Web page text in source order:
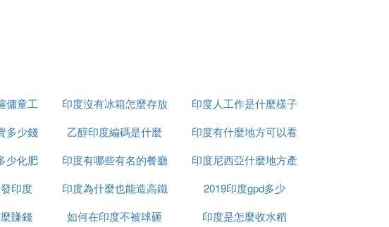
而廣大農村地區卻相對落後。這種不均衡的經濟發展
乏這些機會。
貧困地區則缺乏高質量的教育機會。教育的缺失限制
傭童工
印度沒有冰箱怎麼存放
食物
印度人工作是什麼樣子
多少錢
乙醇印度編碼是什麼
印度有什麼地方可以看
到太陽
少化肥 印度有哪些有名的餐廳
印度尼西亞什麼地方產
榴槤
印度 印度為什麼也能造高鐵
2019印度gpd多少
賺錢 如何在印度不被球砸
印度是怎麼收水稻